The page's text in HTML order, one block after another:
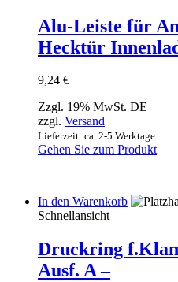
Alu-Leiste für
Hecktür
9,24 €
Zzgl. 19% MwSt. DE
zzgl. Versand
Lieferzeit: ca. 2-5 Werktage
Gehen Sie zum Produkt
In den Warenkorb
Schnellansicht
Druckring
Ausf. A –